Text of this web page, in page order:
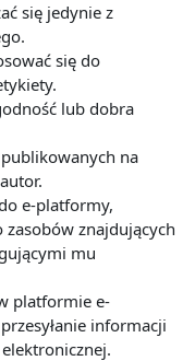
się jedynie z
się do
lub dobra
publikowanych na
e-platformy,
znajdujących
mu
platformie e-
informacji